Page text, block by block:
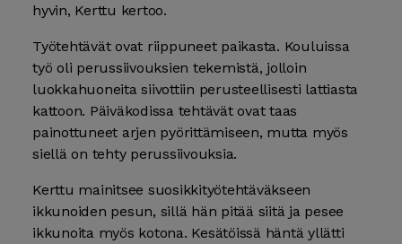
hyvin, Kerttu kertoo.
Työtehtävät ovat riippuneet paikasta. Kouluissa
työ oli perussiivouksien tekemistä, jolloin
luokkahuoneita siivottiin perusteellisesti lattiasta
kattoon. Päiväkodissa tehtävät ovat taas
painottuneet arjen pyörittämiseen, mutta myös
siellä on tehty perussiivouksia.
Kerttu mainitsee suosikkityötehtäväkseen
ikkunoiden pesun, sillä hän pitää siitä ja pesee
ikkunoita myös kotona. Kesätöissä häntä yllätti